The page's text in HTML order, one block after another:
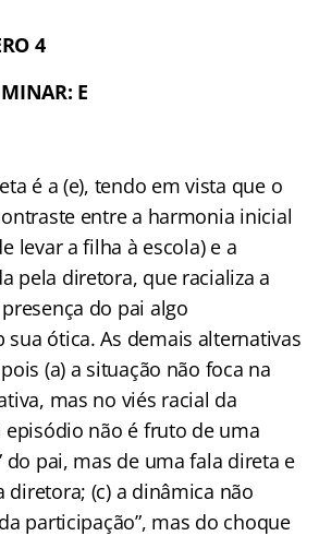
4
E
é a (e), tendo em vista que o
entre a harmonia inicial
levar a filha à escola) e a
pela diretora, que racializa a
do pai algo
sua ótica. As demais alternativas
(a) a situação não foca na
mas no viés racial da
episódio não é fruto de uma
do pai, mas de uma fala direta e
diretora; (c) a dinâmica não
participação”, mas do choque